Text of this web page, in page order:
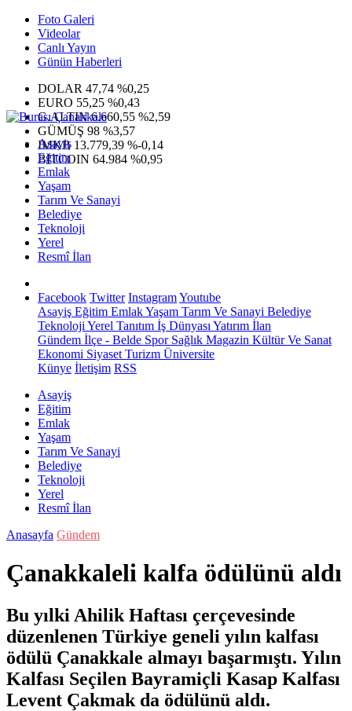
Foto Galeri
Videolar
Canlı Yayın
Günün Haberleri
DOLAR 47,74 %0,25
EURO 55,25 %0,43
G.ALTIN6.660,55 %2,59
GÜMÜŞ 98 %3,57
IMKB 13.779,39 %-0,14
BITCOIN 64.984 %0,95
Asayiş
Eğitim
Emlak
Yaşam
Tarım Ve Sanayi
Belediye
Teknoloji
Yerel
Resmî İlan
Facebook Twitter InstagramYoutube
Asayiş Eğitim EmlakYaşam Tarım Ve Sanayi Belediye
Teknoloji Yerel Tanıtım İş Dünyası Yatırım İlan
Gündem İlçe - Belde SporSağlık Magazin Kültür Ve Sanat
Ekonomi Siyaset Turizm Üniversite
Künye İletişim RSS
Asayiş
Eğitim
Emlak
Yaşam
Tarım Ve Sanayi
Belediye
Teknoloji
Yerel
Resmî İlan
Anasayfa Gündem
Çanakkaleli kalfa ödülünü aldı
Bu yılki Ahilik Haftası çerçevesinde
düzenlenen Türkiye geneli yılın kalfası
ödülü Çanakkale almayı başarmıştı. Yılın
Kalfası Seçilen Bayramiçli Kasap Kalfası
Levent Çakmak da ödülünü aldı.